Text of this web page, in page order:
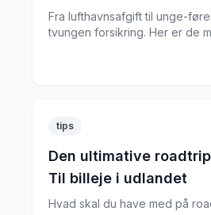
Fra lufthavnsafgift til unge-
tvungen forsikring. Her er de
tips
Den ultimative
Til billeje i udlandet
Hvad skal du have med på